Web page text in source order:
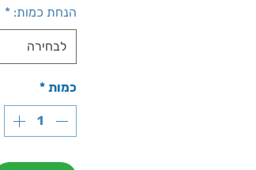
הנחת כמות: *
לבחירה
כמות *